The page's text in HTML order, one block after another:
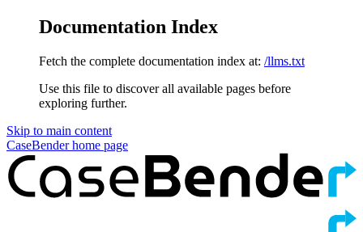
Documentation Index
Fetch the complete documentation index at: /llms.txt
Use this file to discover all available pages before
exploring further.
Skip to main content
CaseBenderhome page